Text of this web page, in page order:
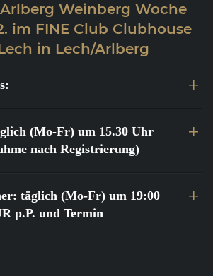
Weinberg Woche
im FINE Club Clubhouse
in Lech/Arlberg
(Mo-Fr) um 15.30 Uhr
nach Registrierung)
täglich (Mo-Fr) um 19:00
p.P. und Termin